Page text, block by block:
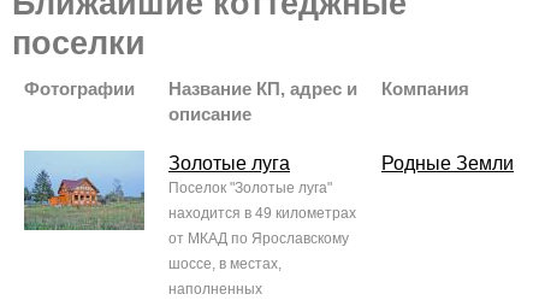
поселки
Фотографии
Название КП, адрес и
описание
Компания
Золотые луга
Поселок "Золотые луга"
находится в 49 километрах
от МКАД по Ярославскому
шоссе, в местах,
наполненных
Родные Земли